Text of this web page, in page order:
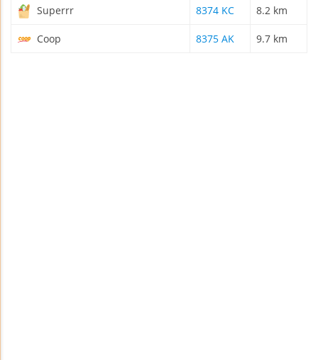
Superrr 8374 KC 8.2 km
Coop 8375 AK 9.7 km